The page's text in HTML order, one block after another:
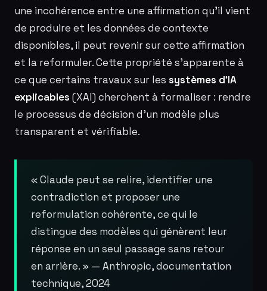
une incohérence entre une affirmation qu’il vient
de produire et les données de contexte
disponibles, il peut revenir sur cette affirmation
et la reformuler. Cette propriété s’apparente à
ce que certains travaux sur les systèmes d’IA
explicables (XAI) cherchent à formaliser : rendre
le processus de décision d’un modèle plus
transparent et vérifiable.
« Claude peut se relire, identifier une
contradiction et proposer une
reformulation cohérente, ce qui le
distingue des modèles qui génèrent leur
réponse en un seul passage sans retour
en arrière. » — Anthropic, documentation
technique, 2024